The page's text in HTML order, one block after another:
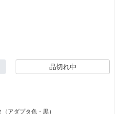
品切れ中
アダプタ色・黒）